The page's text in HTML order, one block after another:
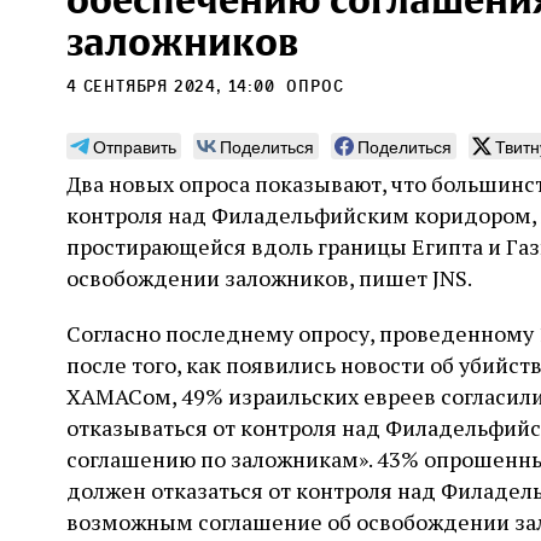
заложников
4 сентября 2024, 14:00 опрос
Отправить Поделиться Поделиться
Два новых опроса показывают, что
контроля над Филадельфийским
простирающейся вдоль границы Египта и
освобождении заложников, пишет JNS.
Согласно последнему опросу, проведенному
после того, как появились новости об
ХАМАСом, 49% израильских евреев
отказываться от контроля над
соглашению по заложникам». 43%
должен отказаться от контроля над
возможным соглашение об освобождении
Погромы 1929 года:
неделя, изменившая
судьбу еврейского ишува
Примерно за полторы недели до начала
погромов Ребе совершал поездку по святым
частности, Пещеру праотцев и Западную
необычайное напряжение и сознательно
отказался приходить к Стене в Тиша бе‑Ав,
чтобы не собирать вокруг себя большое
количество хасидов и жителей города и тем
самым не усиливать напряжённость
5 августа Проверено временем Александр
Ицкович
и
По
тела
день
2